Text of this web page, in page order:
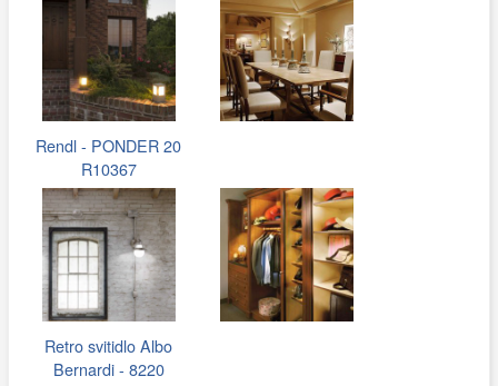
Rendl - PONDER 20
R10367
Retro svitidlo Albo
Bernardi - 8220